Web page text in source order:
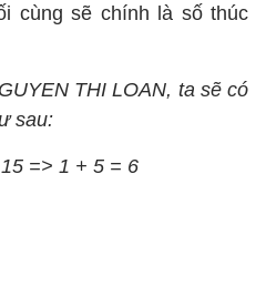
cùng sẽ chính là số thúc
THI LOAN, ta sẽ có
sau:
=> 1 + 5 = 6